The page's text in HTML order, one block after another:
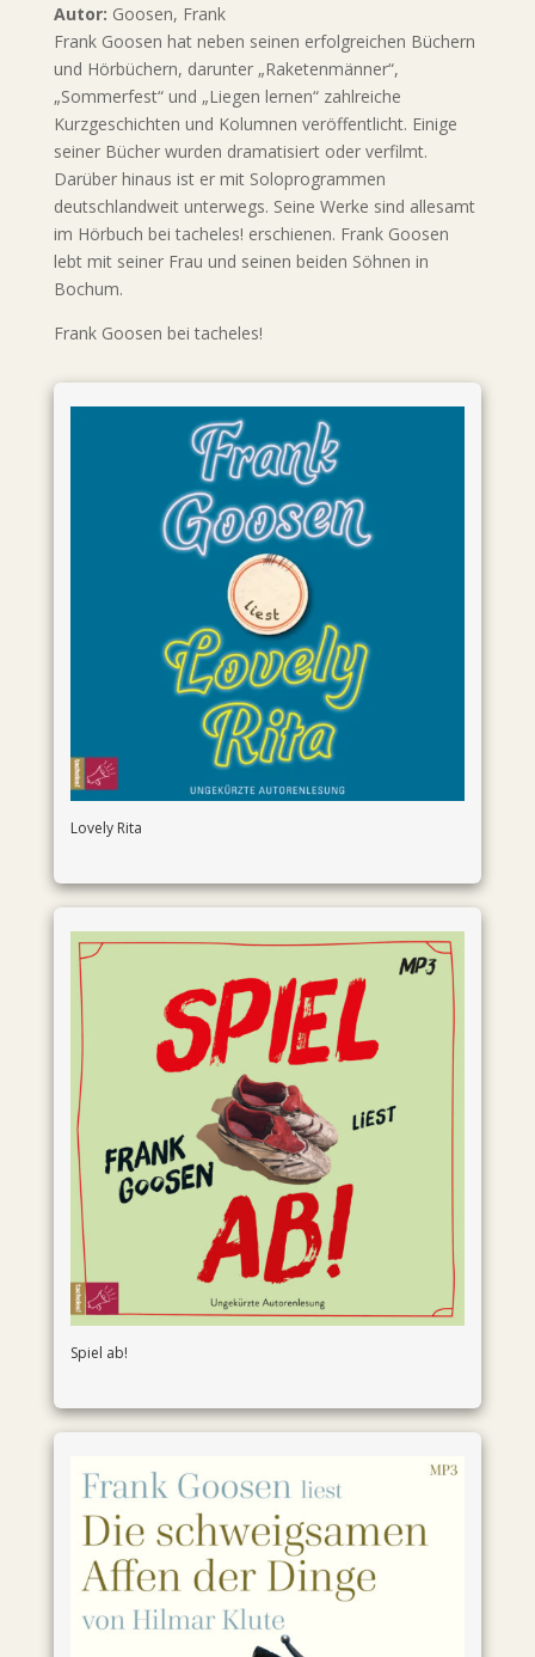
Autor: Goosen, Frank
Frank Goosen hat neben seinen erfolgreichen Büchern
und Hörbüchern, darunter „Raketenmänner“,
„Sommerfest“ und „Liegen lernen“ zahlreiche
Kurzgeschichten und Kolumnen veröffentlicht. Einige
seiner Bücher wurden dramatisiert oder verfilmt.
Darüber hinaus ist er mit Soloprogrammen
deutschlandweit unterwegs. Seine Werke sind allesamt
im Hörbuch bei tacheles! erschienen. Frank Goosen
lebt mit seiner Frau und seinen beiden Söhnen in
Bochum.
Frank Goosen bei tacheles!
Lovely Rita
Spiel ab!